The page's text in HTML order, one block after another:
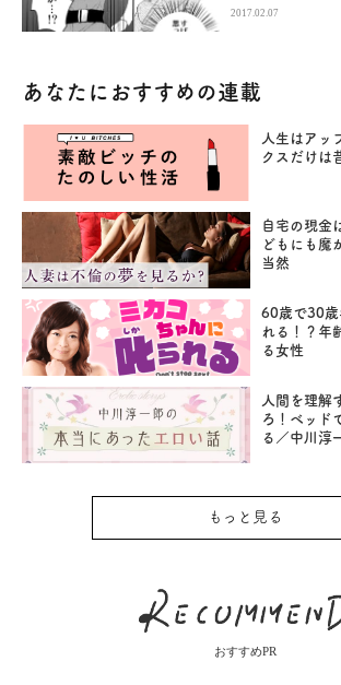
2017.02.07
あなたにおすすめの連載
人生はアッ
クスだけは
自宅の現金
どもにも魔
当然
60歳で30歳
れる！？年
る女性
人間を理解
ろ！ベッド
る／中川淳
もっと見る
おすすめPR